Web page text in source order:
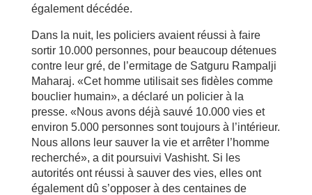
également décédée.
Dans la nuit, les policiers avaient réussi à faire
sortir 10.000 personnes, pour beaucoup détenues
contre leur gré, de l’ermitage de Satguru Rampalji
Maharaj. «Cet homme utilisait ses fidèles comme
bouclier humain», a déclaré un policier à la
presse. «Nous avons déjà sauvé 10.000 vies et
environ 5.000 personnes sont toujours à l’intérieur.
Nous allons leur sauver la vie et arrêter l’homme
recherché», a dit poursuivi Vashisht. Si les
autorités ont réussi à sauver des vies, elles ont
également dû s’opposer à des centaines de